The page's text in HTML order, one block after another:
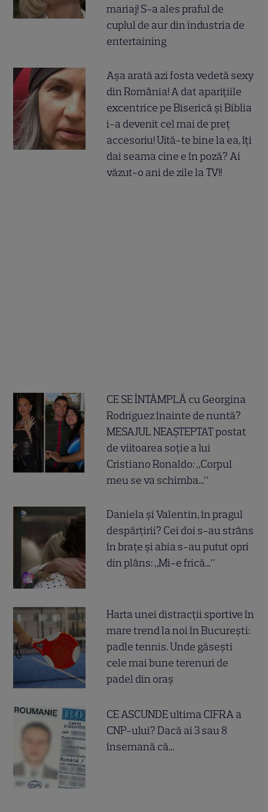
mariaj! S-a ales praful de
cuplul de aur din industria de
entertaining
Așa arată azi fosta vedetă sexy
din România! A dat aparițiile
excentrice pe Biserică și Biblia
i-a devenit cel mai de preț
accesoriu! Uită-te bine la ea, îți
dai seama cine e în poză? Ai
văzut-o ani de zile la TV!!
CE SE ÎNTÂMPLĂ cu Georgina
Rodriguez înainte de nuntă?
MESAJUL NEAȘTEPTAT postat
de viitoarea soție a lui
Cristiano Ronaldo: „Corpul
meu se va schimba...”
Daniela și Valentin, în pragul
despărțirii? Cei doi s-au strâns
în brațe și abia s-au putut opri
din plâns: „Mi-e frică...”
Harta unei distracții sportive în
mare trend la noi în București:
padle tennis. Unde găsești
cele mai bune terenuri de
padel din oraș
CE ASCUNDE ultima CIFRA a
CNP-ului? Dacă ai 3 sau 8
însemană că...